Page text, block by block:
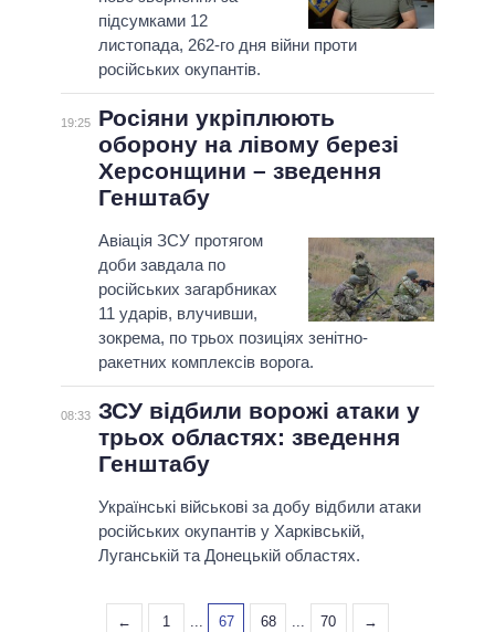
підсумками 12
листопада, 262-го дня війни проти
російських окупантів.
19:25
Росіяни укріплюють
оборону на лівому березі
Херсонщини – зведення
Генштабу
Авіація ЗСУ протягом
доби завдала по
російських загарбниках
11 ударів, влучивши,
зокрема, по трьох позиціях зенітно-
ракетних комплексів ворога.
08:33 ЗСУ відбили ворожі атаки у
трьох областях: зведення
Генштабу
Українські військові за добу відбили атаки
російських окупантів у Харківській,
Луганській та Донецькій областях.
← 1 ... 67 68 ... 70 →